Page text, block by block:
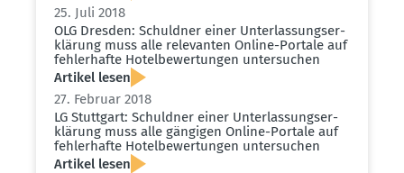
25. Juli 2018
OLG Dresden: Schuldner einer Unter­las­sungs­er­
klärung muss alle relevanten Online-Portale auf
fehler­hafte Hotel­be­wer­tungen unter­suchen
Artikel lesen
27. Februar 2018
LG Stuttgart: Schuldner einer Unter­las­sungs­er­
klärung muss alle gängigen Online-Portale auf
fehler­hafte Hotel­be­wer­tungen unter­suchen
Artikel lesen